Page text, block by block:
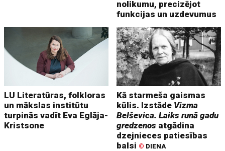
nolikumu, precizējot
funkcijas un uzdevumus
LU Literatūras, folkloras
un mākslas institūtu
turpinās vadīt Eva Eglāja-
Kristsone
Kā starmeša gaismas
kūlis. Izstāde Vizma
Belševica. Laiks runā gadu
gredzenos atgādina
dzejnieces patiesības
balsi © DIENA